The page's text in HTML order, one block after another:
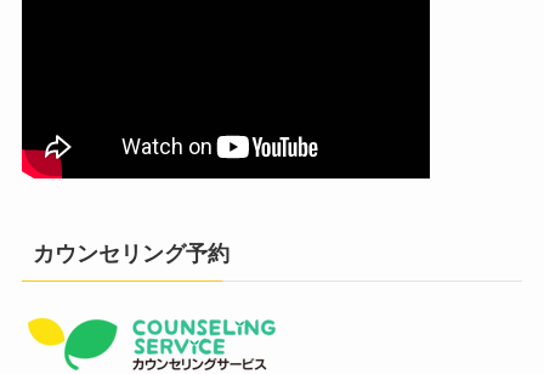
カウンセリング予約